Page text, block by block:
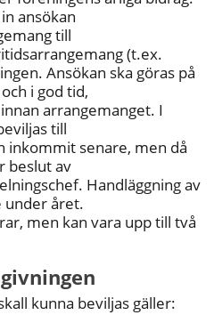
ansökan
till
(t.ex.
Ansökan ska göras på
i god tid,
arrangemanget. I
till
inkommit senare, men då
beslut av
Handläggning av
under året.
men kan vara upp till två
kunna beviljas gäller: